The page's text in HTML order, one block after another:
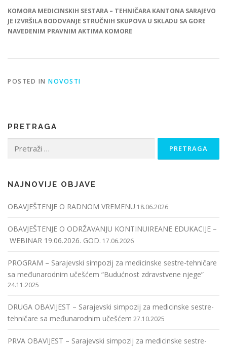
KOMORA MEDICINSKIH SESTARA – TEHNIČARA KANTONA SARAJEVO
JE IZVRŠILA BODOVANJE STRUČNIH SKUPOVA U SKLADU SA GORE
NAVEDENIM PRAVNIM AKTIMA KOMORE
POSTED IN NOVOSTI
PRETRAGA
NAJNOVIJE OBJAVE
OBAVJEŠTENJE O RADNOM VREMENU 18.06.2026
OBAVJEŠTENJE O ODRŽAVANJU KONTINUIREANE EDUKACIJE –
WEBINAR 19.06.2026. GOD. 17.06.2026
PROGRAM – Sarajevski simpozij za medicinske sestre-tehničare
sa međunarodnim učešćem “Budućnost zdravstvene njege”
24.11.2025
DRUGA OBAVIJEST – Sarajevski simpozij za medicinske sestre-
tehničare sa međunarodnim učešćem 27.10.2025
PRVA OBAVIJEST – Sarajevski simpozij za medicinske sestre-